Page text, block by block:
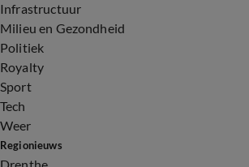
Infrastructuur
Milieu en Gezondheid
Politiek
Royalty
Sport
Tech
Weer
Regionieuws